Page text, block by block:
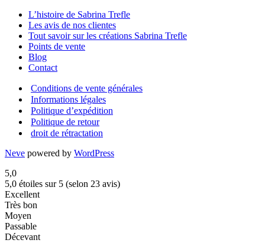
L’histoire de Sabrina Trefle
Les avis de nos clientes
Tout savoir sur les créations Sabrina Trefle
Points de vente
Blog
Contact
Conditions de vente générales
Informations légales
Politique d’expédition
Politique de retour
droit de rétractation
Neve powered by WordPress
5,0
5,0 étoiles sur 5 (selon 23 avis)
Excellent
Très bon
Moyen
Passable
Décevant